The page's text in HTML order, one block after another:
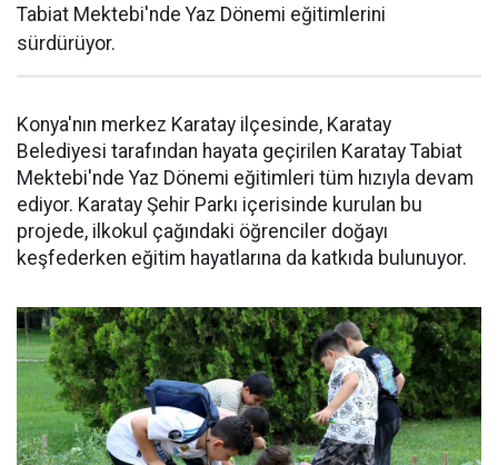
Tabiat Mektebi'nde Yaz Dönemi eğitimlerini
sürdürüyor.
Konya'nın merkez Karatay ilçesinde, Karatay
Belediyesi tarafından hayata geçirilen Karatay Tabiat
Mektebi'nde Yaz Dönemi eğitimleri tüm hızıyla devam
ediyor. Karatay Şehir Parkı içerisinde kurulan bu
projede, ilkokul çağındaki öğrenciler doğayı
keşfederken eğitim hayatlarına da katkıda bulunuyor.